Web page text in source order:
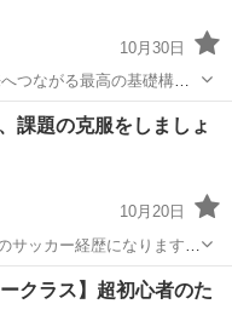
10月30日
つながる最高の基礎構
導入しています。指導者
最新のトレーニング環境
小学
課題の克服をしましょ
10月20日
中学校:J下部組織 高校:私
経験のある高校) 高校
課題
クラス】超初心者のた